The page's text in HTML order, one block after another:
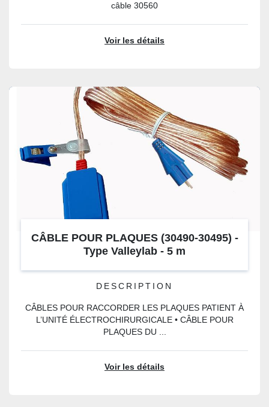
câble 30560
Voir les détails
CÂBLE POUR PLAQUES (30490-30495) -
Type Valleylab - 5 m
DESCRIPTION
CÂBLES POUR RACCORDER LES PLAQUES PATIENT À
L’UNITÉ ÉLECTROCHIRURGICALE • CÂBLE POUR
PLAQUES DU ...
Voir les détails